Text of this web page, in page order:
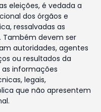
eleições, é vedada a
dos órgãos e
ressalvadas as
Também devem ser
autoridades, agentes
ou resultados da
informações
legais,
que não apresentem